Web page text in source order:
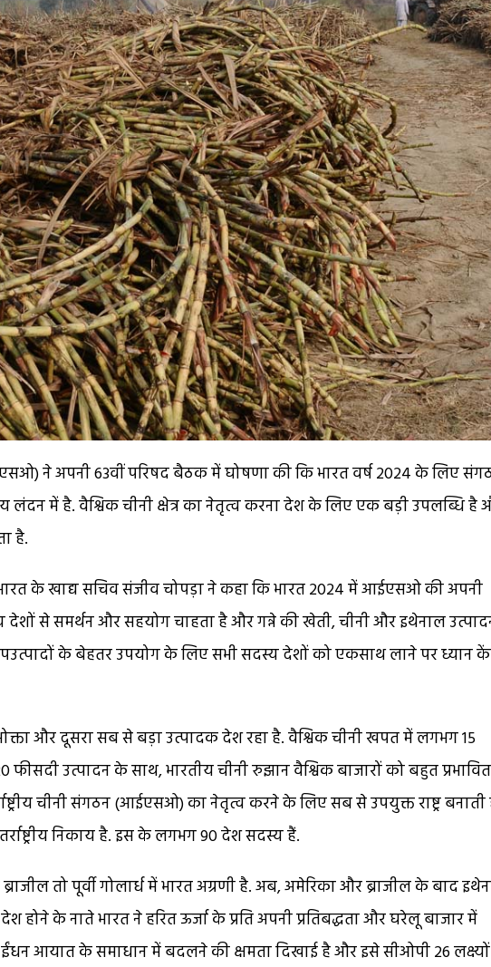
ने अपनी 63वीं परिषद बैठक में घोषणा की कि भारत वर्ष 2024 के लिए
लंदन में है. वैश्विक चीनी क्षेत्र का नेतृत्व करना देश के लिए एक बड़ी उपलब्धि है
है.
के खाद्य सचिव संजीव चोपड़ा ने कहा कि भारत 2024 में आईएसओ की अपनी
देशों से समर्थन और सहयोग चाहता है और गन्ने की खेती, चीनी और इथेनाल
के बेहतर उपयोग के लिए सभी सदस्य देशों को एकसाथ लाने पर ध्यान
और दूसरा सब से बड़ा उत्पादक देश रहा है. वैश्विक चीनी खपत में लगभग 15
उत्पादन के साथ, भारतीय चीनी रुझान वैश्विक बाजारों को बहुत प्रभावित
चीनी संगठन (आईएसओ) का नेतृत्व करने के लिए सब से उपयुक्त राष्ट्र बनाती
निकाय है. इस के लगभग 90 देश सदस्य हैं.
ब्राजील तो पूर्वी गोलार्ध में भारत अग्रणी है. अब, अमेरिका और ब्राजील के बाद
होने के नाते भारत ने हरित ऊर्जा के प्रति अपनी प्रतिबद्धता और घरेलू बाजार में
ईंधन आयात के समाधान में बदलने की क्षमता दिखाई है और इसे सीओपी 26